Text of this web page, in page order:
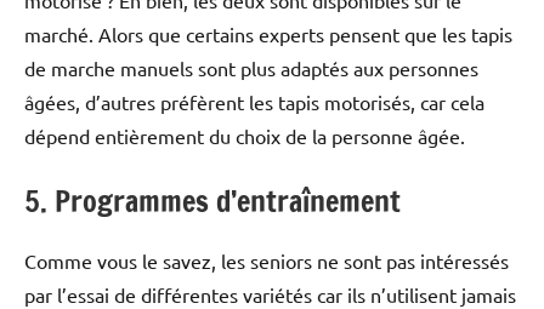
marché. Alors que certains experts pensent que les tapis
de marche manuels sont plus adaptés aux personnes
âgées, d’autres préfèrent les tapis motorisés, car cela
dépend entièrement du choix de la personne âgée.
5. Programmes d’entraînement
Comme vous le savez, les seniors ne sont pas intéressés
par l’essai de différentes variétés car ils n’utilisent jamais